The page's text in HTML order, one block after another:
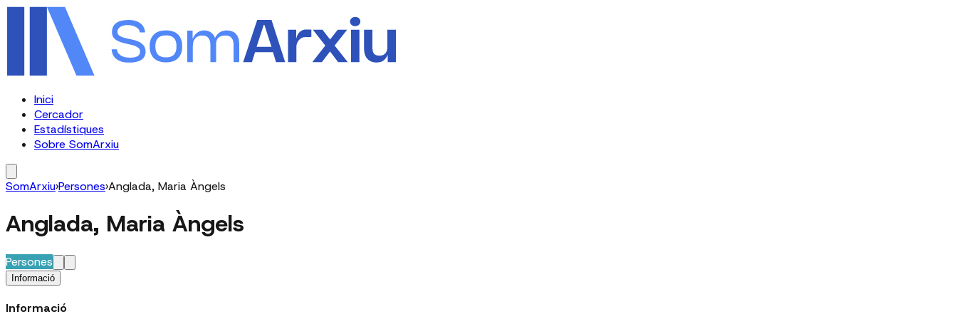
Inici
Cercador
Estadístiques
Sobre SomArxiu
SomArxiu›Persones›Anglada, Maria Àngels
Anglada, Maria Àngels
Persones
Informació
Informació